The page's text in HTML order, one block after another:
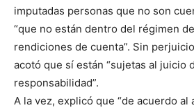
imputadas personas que no son
“que no están dentro del régimen
rendiciones de cuenta”. Sin
acotó que sí están “sujetas al juicio
responsabilidad”.
A la vez, explicó que “de acuerdo al